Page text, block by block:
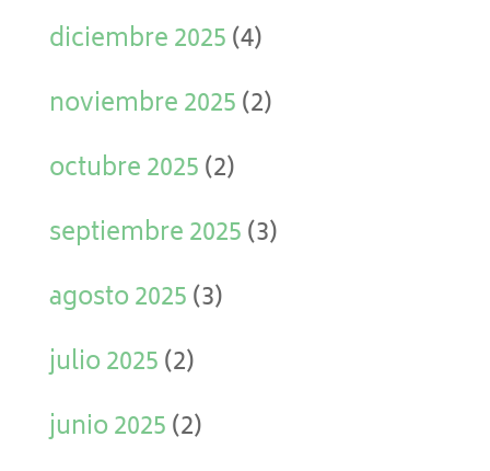
diciembre 2025(4)
noviembre 2025(2)
octubre 2025(2)
septiembre 2025(3)
agosto 2025(3)
julio 2025(2)
junio 2025(2)